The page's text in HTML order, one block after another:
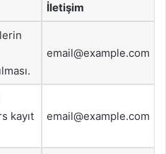
İletişim
email@example.com
kayıt
email@example.com